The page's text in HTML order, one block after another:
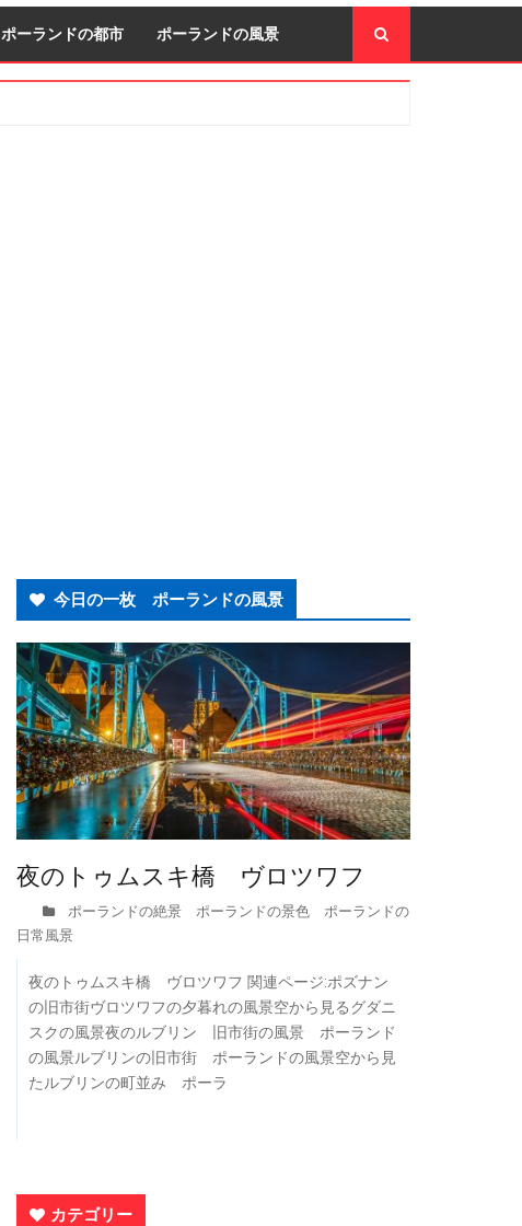
ポーランドの都市 ポーランドの風景
今日の一枚 ポーランドの風景
夜のトゥムスキ橋 ヴロツワフ
ポーランドの絶景 ポーランドの景色 ポーランドの
日常風景
夜のトゥムスキ橋 ヴロツワフ 関連ページ:ポズナン
の旧市街ヴロツワフの夕暮れの風景空から見るグダニ
スクの風景夜のルブリン 旧市街の風景 ポーランド
の風景ルブリンの旧市街 ポーランドの風景空から見
たルブリンの町並み ポーラ
カテゴリー